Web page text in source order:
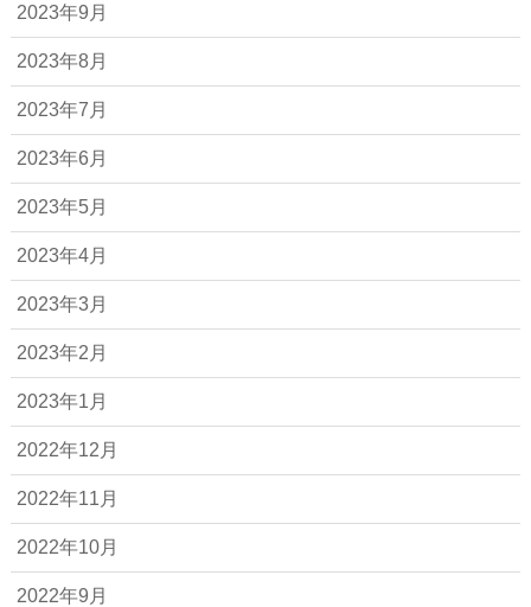
2023年9月
2023年8月
2023年7月
2023年6月
2023年5月
2023年4月
2023年3月
2023年2月
2023年1月
2022年12月
2022年11月
2022年10月
2022年9月